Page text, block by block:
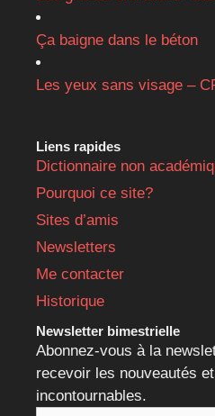
Ça baigne dans le béton
Les yeux sans visage –
Liens rapides
Dictionnaire non
Pourquoi ce site?
Sites d’amis
Newsletters
Me contacter
Historique
Newsletter bimestrielle
Abonnez-vous à la
recevoir les nouveautés
incontournables.